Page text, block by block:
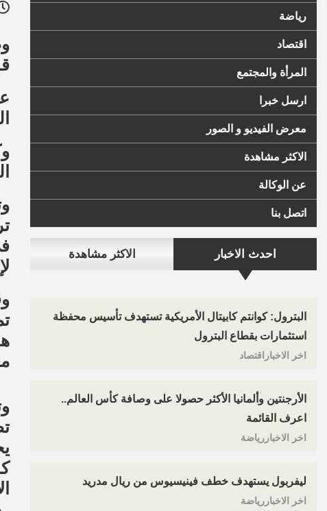
رياضة
اقتصاد
المرأة والمجتمع
ارسل خبرا
معرض الفيديو و الصور
الاكثر مشاهدة
عن الوكالة
اتصل بنا
احدث الاخبار الاكثر مشاهدة
البترول: كوانتم كابيتال الأمريكية تستهدف تأسيس محفظة
استثمارات بقطاع البترول
اخر الاخباراقتصاد
الأرجنتين وألمانيا الأكثر حصولا على وصافة كأس العالم..
اعرف القائمة
اخر الاخباررياضة
ليفربول يستهدف خطف فينيسيوس من ريال مدريد
اخر الاخباررياضة